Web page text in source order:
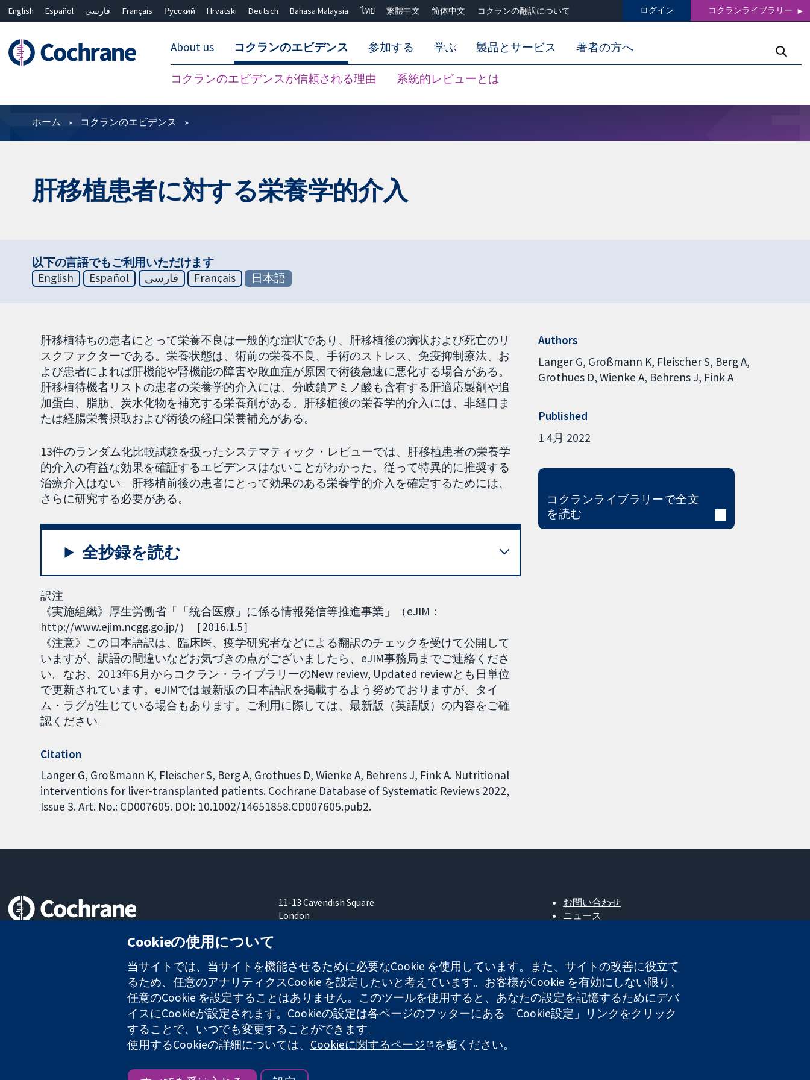
English Español فارسی Français Русский Hrvatski Deutsch Bahasa Malaysia ไทย 繁體中文 简体中文 コクランの翻訳について ログイン コクランライブラリー
About us コクランのエビデンス
コクランのエビデンスが信頼される理由 系統的レビューとは
参加する 学ぶ 製品とサービス 著者の方へ
フィルター
ホーム コクランのエビデンス
肝移植患者に対する栄養学的介入
以下の言語でもご利用いただけます
English
Español فارسی Français 日本語
肝移植待ちの患者にとって栄養不良は一般的な症状であり、肝移植後の病状および死亡のリ
スクファクターである。栄養状態は、術前の栄養不良、手術のストレス、免疫抑制療法、お
よび患者によれば肝機能や腎機能の障害や敗血症が原因で術後急速に悪化する場合がある。
肝移植待機者リストの患者の栄養学的介入には、分岐鎖アミノ酸も含有する肝適応製剤や追
加蛋白、脂肪、炭水化物を補充する栄養剤がある。肝移植後の栄養学的介入には、非経口ま
たは経腸栄養摂取および術後の経口栄養補充がある。
13件のランダム化比較試験を扱ったシステマティック・レビューでは、肝移植患者の栄養学
的介入の有益な効果を確証するエビデンスはないことがわかった。従って特異的に推奨する
治療介入はない。肝移植前後の患者にとって効果のある栄養学的介入を確定するためには、
さらに研究する必要がある。
全抄録を読む
訳注
《実施組織》厚生労働省「「統合医療」に係る情報発信等推進事業」（eJIM：
http://www.ejim.ncgg.go.jp/）［2016.1.5］
《注意》この日本語訳は、臨床医、疫学研究者などによる翻訳のチェックを受けて公開して
いますが、訳語の間違いなどお気づきの点がございましたら、eJIM事務局までご連絡くださ
い。なお、2013年6月からコクラン・ライブラリーのNew review, Updated reviewとも日単位
で更新されています。eJIMでは最新版の日本語訳を掲載するよう努めておりますが、タイ
ム・ラグが生じている場合もあります。ご利用に際しては、最新版（英語版）の内容をご確
認ください。
Citation
Langer G, Großmann K, Fleischer S, Berg A, Grothues D, Wienke A, Behrens J, Fink A. Nutritional
interventions for liver-transplanted patients. Cochrane Database of Systematic Reviews 2022,
Issue 3. Art. No.: CD007605. DOI: 10.1002/14651858.CD007605.pub2.
Authors
Langer G Großmann K Fleischer S Berg A
Grothues D Wienke A Behrens J Fink A
Published
1 4月 2022
コクランライブラリーで全文
を読む
11-13 Cavendish Square
London
お問い合わせ
ニュース
Cochrane Library
コクラン・コラボレーションは、イングランド及びウェールズに登録された慈善団体（登録番号 1045921）および保証有限責任会社（登録番号 03044323）です。付加価値税登録番号 GB 718
Copyright © 2026 The Cochrane Collaboration ウェブサイト利用規約
Cookieの使用について
当サイトでは、当サイトを機能させるために必要なCookie を使用しています。また、サイトの改善に役立て
るため、任意のアナリティクスCookie を設定したいと考えています。お客様がCookie を有効にしない限り、
任意のCookie を設定することはありません。このツールを使用すると、あなたの設定を記憶するためにデバ
イスにCookieが設定されます。Cookieの設定は各ページのフッターにある「Cookie設定」リンクをクリック
することで、いつでも変更することができます。
使用するCookieの詳細については、 Cookieに関するページ を覧ください。